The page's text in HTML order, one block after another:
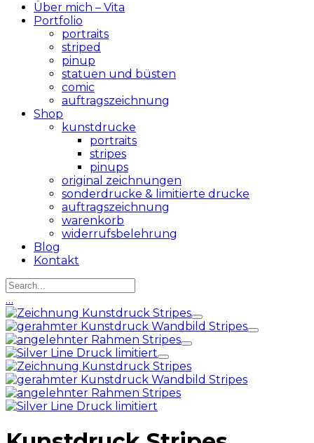
Über mich – Vita
Portfolio
portraits
striped
pinup
statuen und büsten
comic
auftragszeichnung
Shop
kunstdrucke
portraits
stripes
pinups
original zeichnungen
sonderdrucke & limitierte drucke
auftragszeichnung
warenkorb
widerrufsbelehrung
Blog
Kontakt
…